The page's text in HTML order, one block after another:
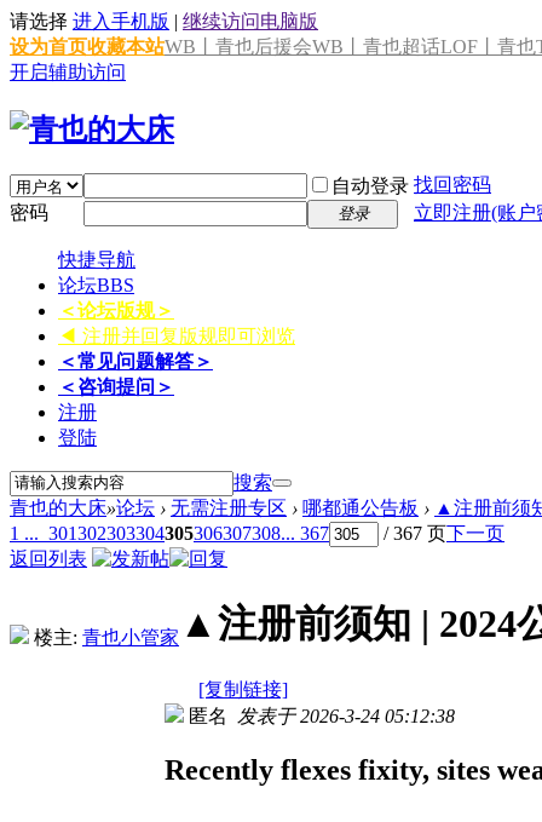
请选择 进入手机版 | 继续访问电脑版
设为首页收藏本站WB丨青也后援会WB丨青也超话LOF丨青也
开启辅助访问
自动登录 找回密码
密码
登录 立即注册(账
快捷导航
论坛BBS
＜论坛版规＞
◀ 注册并回复版规即可浏览
＜常见问题解答＞
＜咨询提问＞
注册
登陆
搜索
青也的大床»论坛 › 无需注册专区 › 哪都通公告板 › ▲注册前须
1 ... 301302303304305306307308... 367 / 367 页下一页
返回列表
楼主: 青也小管家 ▲注册前须知 | 2024
[复制链接]
匿名 发表于 2026-3-24 05:12:38
Recently flexes fixity, sites